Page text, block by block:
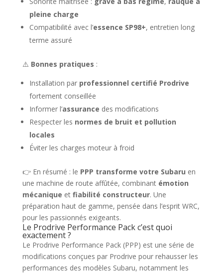
pleine charge
Compatibilité avec l’essence SP98+, entretien long
terme assuré
⚠️ Bonnes pratiques :
Installation par professionnel certifié Prodrive
fortement conseillée
Informer l’assurance des modifications
Respecter les normes de bruit et pollution
locales
Éviter les charges moteur à froid
👉 En résumé : le PPP transforme votre Subaru en
une machine de route affûtée, combinant émotion
mécanique et fiabilité constructeur. Une
préparation haut de gamme, pensée dans l’esprit WRC,
pour les passionnés exigeants.
Le Prodrive Performance Pack c’est quoi
exactement ?
Le Prodrive Performance Pack (PPP) est une série de
modifications conçues par Prodrive pour rehausser les
performances des modèles Subaru, notamment les